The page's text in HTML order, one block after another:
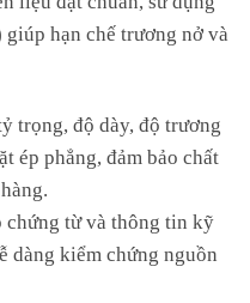
hạn chế trương nở và
trọng, độ dày, độ trương
ép phẳng, đảm bảo chất
chứng từ và thông tin kỹ
dàng kiểm chứng nguồn